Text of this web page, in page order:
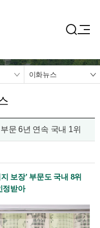
이화뉴스
문 6년 연속 국내 1위
보장’ 부문도 국내 8위
정받아